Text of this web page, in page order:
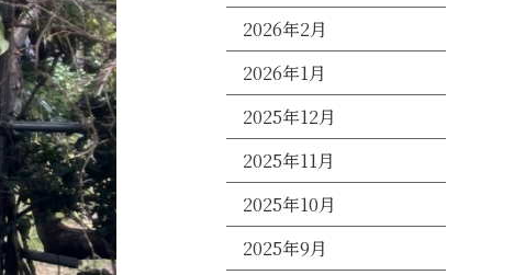
2026年2月
2026年1月
2025年12月
2025年11月
2025年10月
2025年9月